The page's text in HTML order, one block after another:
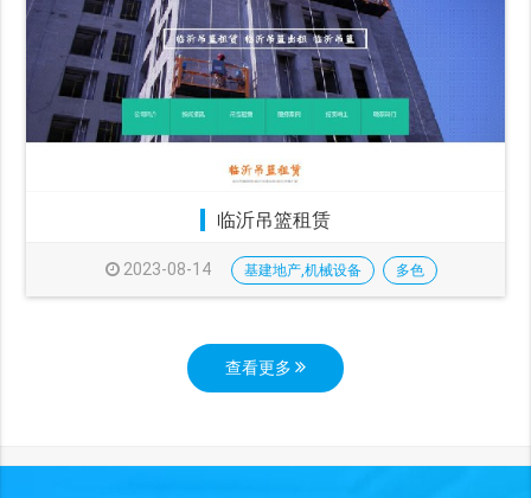
临沂吊篮租赁
2023-08-14 基建地产,机械设备 多色
查看更多